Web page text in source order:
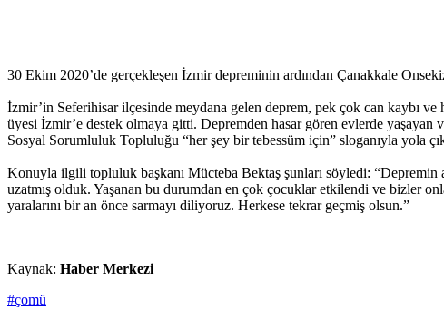
30 Ekim 2020’de gerçekleşen İzmir depreminin ardından Çanakkale
İzmir’in Seferihisar ilçesinde meydana gelen deprem, pek çok can kaybı
üyesi İzmir’e destek olmaya gitti. Depremden hasar gören evlerde
Sosyal Sorumluluk Topluluğu “her şey bir tebessüm için” sloganıyla yola
Konuyla ilgili topluluk başkanı Mücteba Bektaş şunları söyledi:
uzatmış olduk. Yaşanan bu durumdan en çok çocuklar etkilendi ve bizler
yaralarını bir an önce sarmayı diliyoruz. Herkese tekrar geçmiş olsun.”
Kaynak: Haber Merkezi
#çomü